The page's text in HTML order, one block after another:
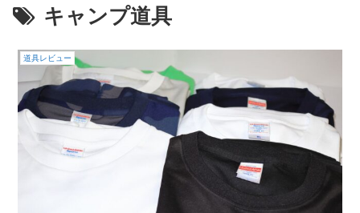
キャンプ道具
道具レビュー